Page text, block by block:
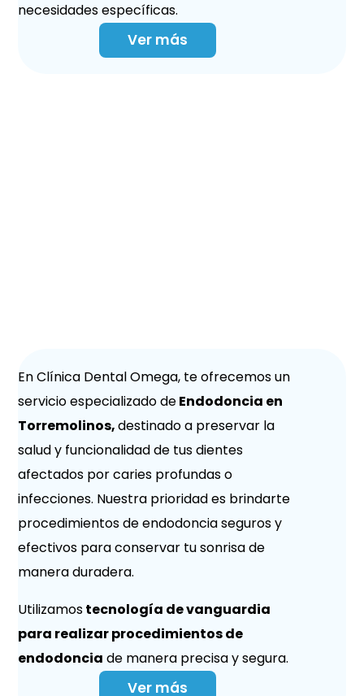
necesidades específicas.
Ver más
En Clínica Dental Omega, te ofrecemos un
servicio especializado deEndodoncia en
Torremolinos,destinado a preservar la
salud y funcionalidad de tus dientes
afectados por caries profundas o
infecciones. Nuestra prioridad es brindarte
procedimientos de endodoncia seguros y
efectivos para conservar tu sonrisa de
manera duradera.
Utilizamostecnología de vanguardia
para realizar procedimientos de
endodoncia de manera precisa y segura.
Ver más